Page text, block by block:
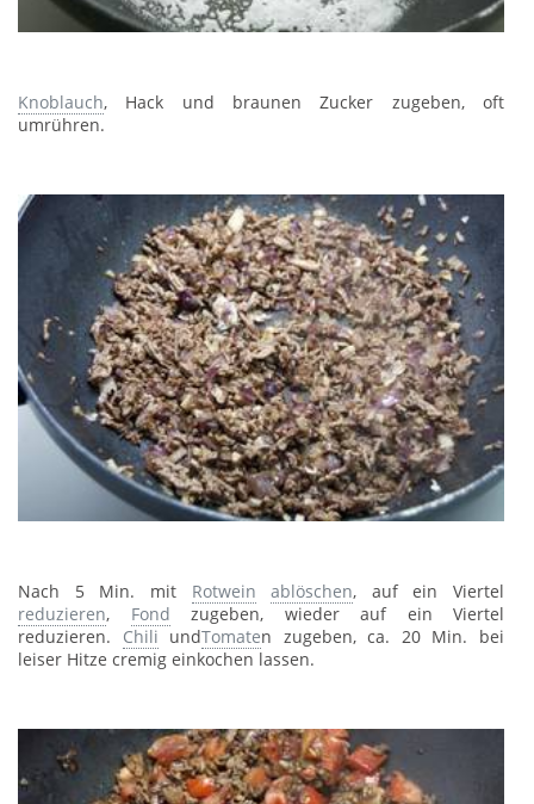
Knoblauch, Hack und braunen Zucker zugeben, oft
umrühren.
Nach 5 Min. mit Rotwein ablöschen, auf ein Viertel
reduzieren, Fond zugeben, wieder auf ein Viertel
reduzieren. Chili undTomaten zugeben, ca. 20 Min. bei
leiser Hitze cremig einkochen lassen.